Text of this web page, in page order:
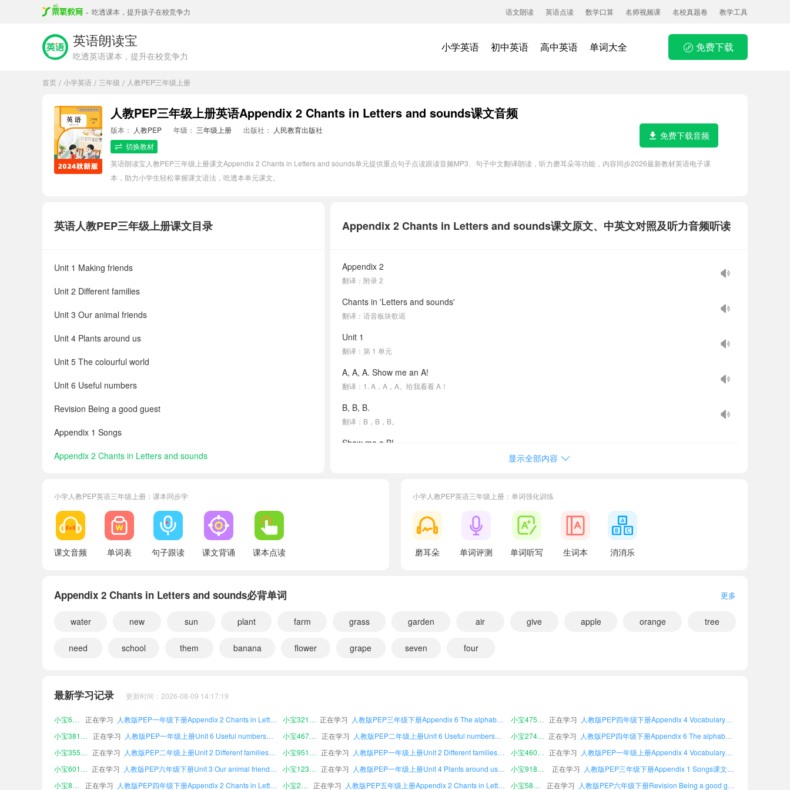
- 吃透课本，提升孩子在校竞争力 语文朗读 英语点读 数学口算 名师视频课 名校真题卷 教学工具
英语朗读宝
吃透英语课本，提升在校竞争力
小学英语 初中英语 高中英语 单词大全 免费下载
首页 / 小学英语 / 三年级 / 人教PEP三年级上册
人教PEP三年级上册英语Appendix 2 Chants in Letters and sounds课文音频
版本： 人教PEP 年级： 三年级上册 出版社：
人民教育出版社
切换教材
英语朗读宝人教PEP三年级上册课文Appendix 2 Chants in Letters and sounds单元提供重点句子点读跟读音频MP3、句子中文翻译朗读，听力磨耳朵等功能，内容同步2026最新教材英语电子课
本，助力小学生轻松掌握课文语法，吃透本单元课文。
免费下载音频
Appendix 2 Chants in Letters and sounds课文原文、中英文对照及听力音频听读
Appendix 2
翻译：附录 2
Chants in 'Letters and sounds'
翻译：语音板块歌谣
Unit 1
翻译：第 1 单元
A, A, A. Show me an A!
翻译：1. A，A，A。给我看看 A！
B, B, B.
翻译：B，B，B。
Show me a B!
After me.
A, B, C, D!
A, B, C, D!
翻译：A，B，C，D！
A is for /æ/
翻译：A 发 /æ/
显示全部内容
英语人教PEP三年级上册课文目录
Unit 1 Making friends
Unit 2 Different families
Unit 3 Our animal friends
Unit 4 Plants around us
Unit 5 The colourful world
Unit 6 Useful numbers
Revision Being a good guest
Appendix 1 Songs
Appendix 2 Chants in Letters and sounds
Appendix 4 Vocabulary
Appendix 5 Useful expressions
Appendix 6 The alphabet
小学人教PEP英语三年级上册：课本同步学
课文音频 单词表 句子跟读 课文背诵 课本点读
小学人教PEP英语三年级上册：单词强化训练
磨耳朵 单词评测 单词听写 生词本 消消乐
Appendix 2 Chants in Letters and sounds必背单词 更多
water new sun plant farm grass garden air give apple orange tree
need school them banana flower grape seven four
最新学习记录 更新时间：2026-08-09 14:17:19
小宝946292
正在学习
小宝652893
正在学习 人教版PEP一年级下册Appendix 2 Chants in Letters and sounds课文朗读 小宝321389 正在学习 人教版PEP三年级下册Appendix 6 The alphabet课文朗读 小宝475338 正在学习
人教版PEP四年级下册Appendix 4 Vocabulary课文朗读
小宝381167 正在学习 人教版PEP一年级上册Unit 6 Useful numbers课文朗读 小宝467842 正在学习 人教版PEP二年级上册Unit 6 Useful numbers课文朗读 小宝274291 正在学习
人教版PEP四年级下册Appendix 6 The alphabet课文朗读
小宝355521 正在学习 人教版PEP二年级上册Unit 2 Different families课文朗读 小宝951714 正在学习 人教版PEP一年级上册Unit 2 Different families课文朗读 小宝460739 正在学习
人教版PEP一年级上册Appendix 4 Vocabulary课文朗读
小宝601276 正在学习 人教版PEP六年级下册Unit 3 Our animal friends课文朗读 小宝123883 正在学习 人教版PEP一年级上册Unit 4 Plants around us课文朗读 小宝918554 正在学习
人教版PEP三年级下册Appendix 1 Songs课文朗读
小宝849463
正在学习 人教版PEP四年级下册Appendix 2 Chants in Letters and sounds课文朗读 小宝272665 正在学习 人教版PEP五年级上册Appendix 2 Chants in Letters and sounds课文朗读 小宝583428 正在学习 人教版PEP六年级下册Revision Being a good guest课文朗读